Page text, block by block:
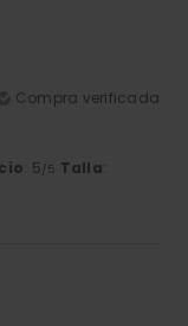
Compra verificada
: 5/5 Talla: